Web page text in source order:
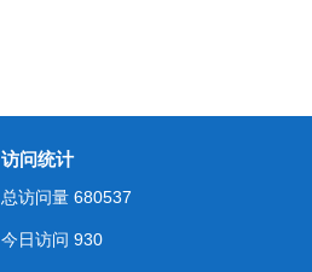
访问统计
总访问量 680537
今日访问 930